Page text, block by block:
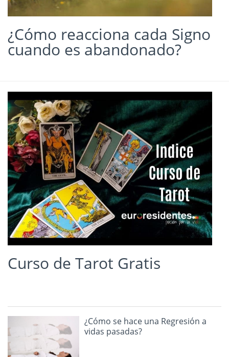
¿Cómo reacciona cada Signo
cuando es abandonado?
Curso de Tarot Gratis
¿Cómo se hace una Regresión a
vidas pasadas?